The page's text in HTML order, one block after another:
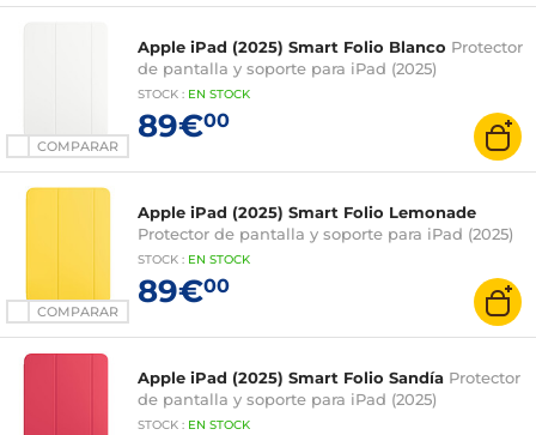
COMPARAR
Apple iPad (2025) Smart Folio Blanco Protector
de pantalla y soporte para iPad (2025)
STOCK : EN STOCK
89€00
COMPARAR
Apple iPad (2025) Smart Folio Lemonade
Protector de pantalla y soporte para iPad (2025)
STOCK : EN STOCK
89€00
Apple iPad (2025) Smart Folio Sandía Protector
de pantalla y soporte para iPad (2025)
STOCK : EN STOCK